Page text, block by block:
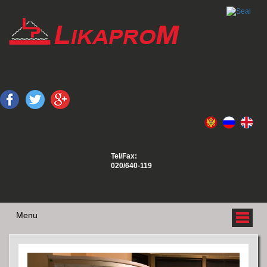
Tel/Fax:
020/640-119
Menu